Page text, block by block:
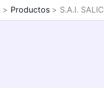
Productos S.A.I.